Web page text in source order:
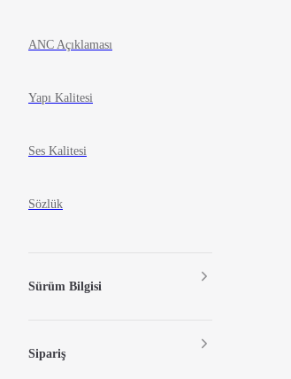
ANC Açıklaması
Yapı Kalitesi
Ses Kalitesi
Sözlük
Sürüm Bilgisi
Sipariş